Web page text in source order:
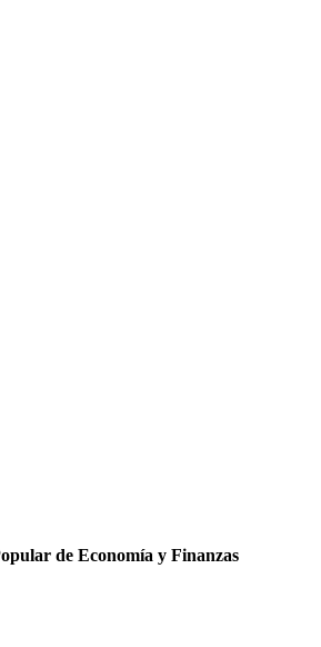
de Economía y Finanzas